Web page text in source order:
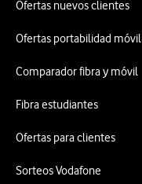
Ofertas nuevos clientes
Ofertas portabilidad móvil
Comparador fibra y móvil
Fibra estudiantes
Ofertas para clientes
Sorteos Vodafone